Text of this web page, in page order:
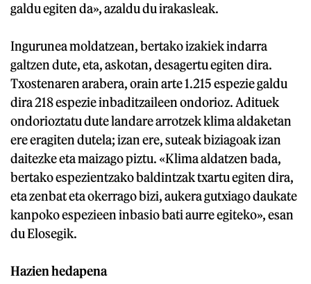
galdu egiten da», azaldu du irakasleak.
Ingurunea moldatzean, bertako izakiek indarra
galtzen dute, eta, askotan, desagertu egiten dira.
Txostenaren arabera, orain arte 1.215 espezie galdu
dira 218 espezie inbaditzaileen ondorioz. Adituek
ondorioztatu dute landare arrotzek klima aldaketan
ere eragiten dutela; izan ere, suteak biziagoak izan
daitezke eta maizago piztu. «Klima aldatzen bada,
bertako espezientzako baldintzak txartu egiten dira,
eta zenbat eta okerrago bizi, aukera gutxiago daukate
kanpoko espezieen inbasio bati aurre egiteko», esan
du Elosegik.
Hazien hedapena